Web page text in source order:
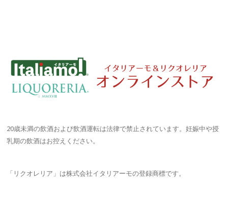
20歳未満の飲酒および飲酒運転は法律で禁止されています。妊娠中や授
乳期の飲酒はお控えください。
「リクオレリア」は株式会社イタリアーモの登録商標です。